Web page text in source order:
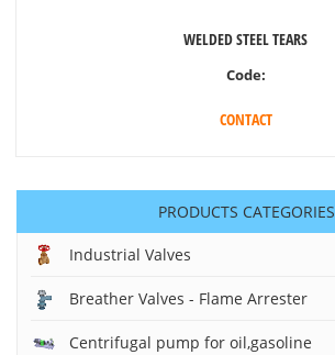
WELDED STEEL TEARS
Code:
CONTACT
PRODUCTS CATEGORIES
Industrial Valves
Breather Valves - Flame Arrester
Centrifugal pump for oil,gasoline